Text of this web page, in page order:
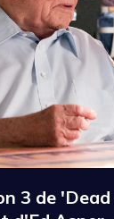
3 de